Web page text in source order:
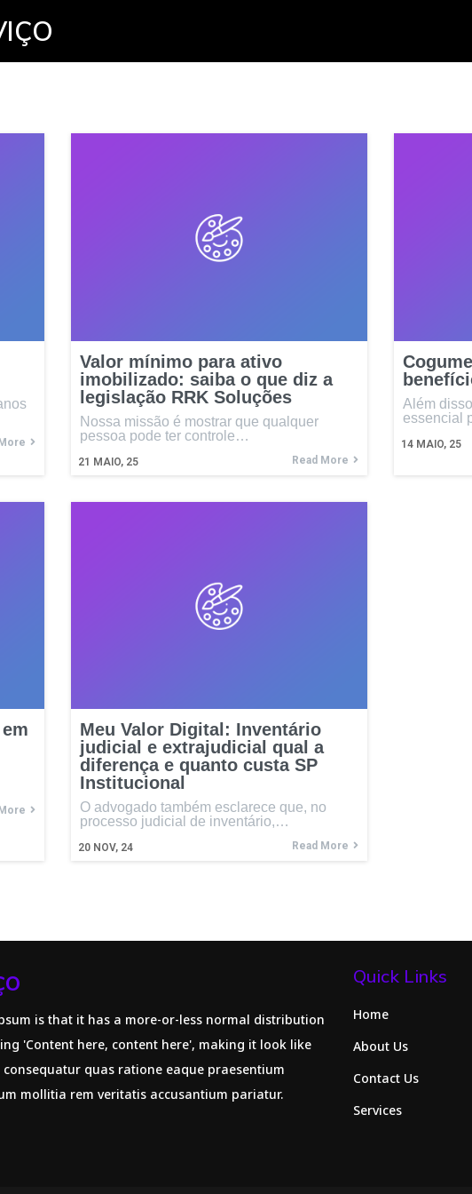
Valor mínimo para ativo
imobilizado: saiba o que diz a
legislação RRK Soluções
21 MAIO, 25
Nossa missão é mostrar que qualquer
pessoa pode ter controle…
Read More
14 MAIO, 25
Além
essencial
Meu Valor Digital: Inventário
judicial e extrajudicial qual a
diferença e quanto custa SP
Institucional
20 NOV, 24
O advogado também esclarece que, no
processo judicial de inventário,…
Read More
is that it has a more-or-less normal distribution
'Content here, content here', making it look like
quas ratione eaque praesentium
mollitia rem veritatis accusantium pariatur.
Quick Links
Home
About Us
Contact Us
Services